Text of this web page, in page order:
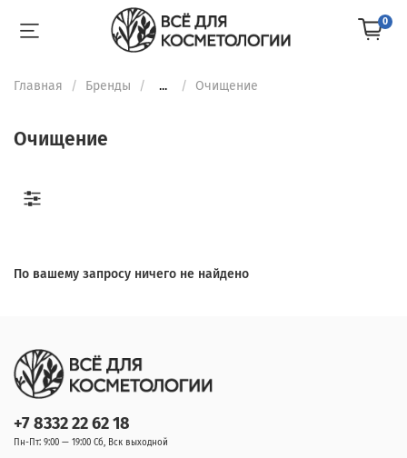
0
Главная Бренды ... Очищение
Очищение
По вашему запросу ничего не найдено
+7 8332 22 62 18
Пн-Пт: 9:00 — 19:00 Сб, Вск выходной